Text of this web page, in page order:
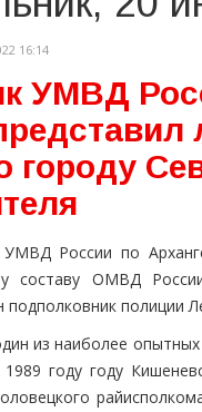
16:14
УМВД
городу
России по
составу ОМВД
подполковник полиции
из наиболее
году году